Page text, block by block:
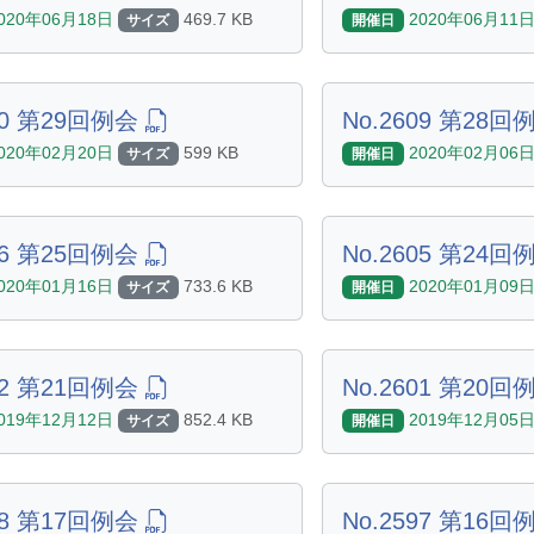
年06月18日 サイズ 469.7 KB 開催日 2020年06月11日
第29回例会
年02月20日 サイズ 599 KB
No.2609 第28回
開催日 2020年02月06日
第25回例会
年01月16日 サイズ 733.6 KB
No.2605 第24回
開催日 2020年01月09日
第21回例会
年12月12日 サイズ 852.4 KB
No.2601 第20回
開催日 2019年12月05日
第17回例会 No.2597 第16回